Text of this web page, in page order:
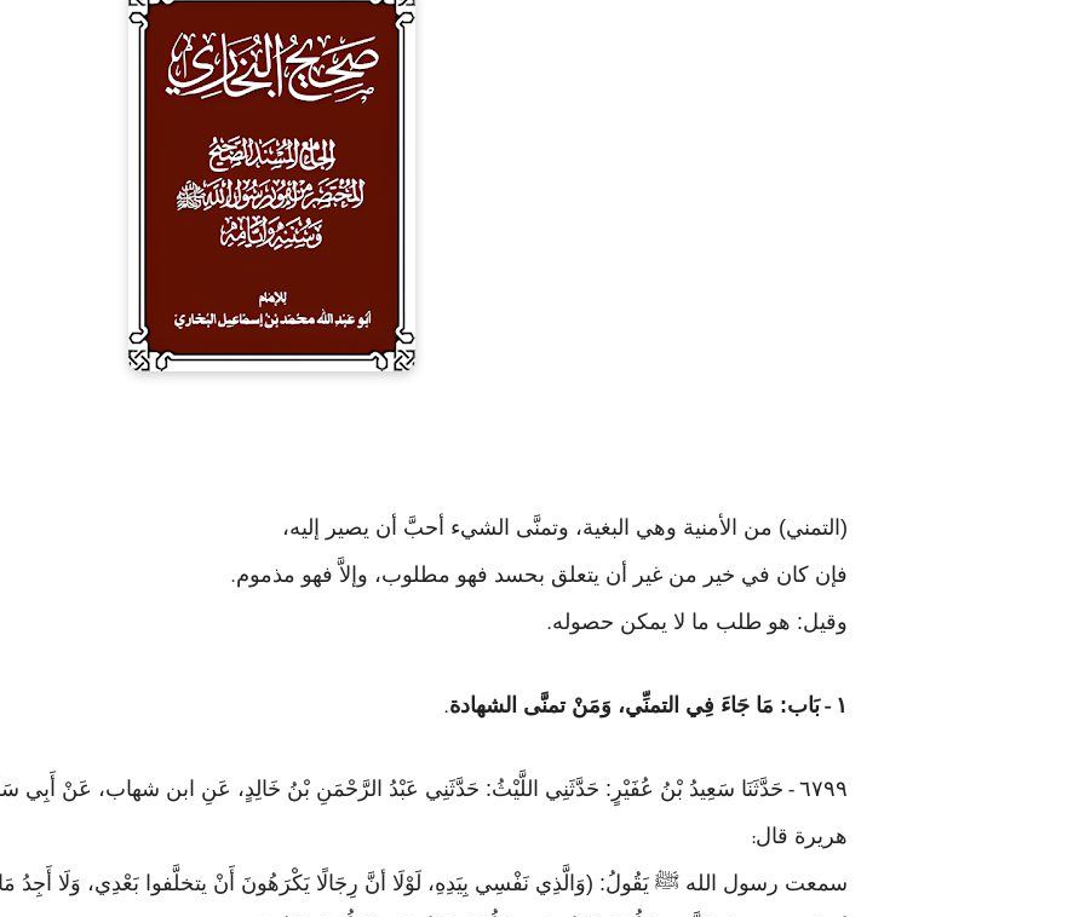
(التمني) من الأمنية وهي البغية، وتمنَّى الشيء أحبَّ أن يصير إليه،
فإن كان في خير من غير أن يتعلق بحسد فهو مطلوب، وإلاَّ فهو مذموم.
وقيل: هو طلب ما لا يمكن حصوله.
١ -بَاب: مَا جَاءَ فِي التمنِّي، وَمَنْ تمنَّى الشهادة.
٦٧٩٩ - حَدَّثَنَا سَعِيدُ بْنُ عُفَيْرٍ: حَدَّثَنِي اللَّيْثُ: حَدَّثَنِي عَبْدُ الرَّحْمَنِ بْنُ خَالِدٍ، عَنِ ابن شهاب، عَنْ أَبِي
هريرة قال:
سمعت رسول الله ﷺ يَقُولُ: (وَالَّذِي نَفْسِي بِيَدِهِ، لَوْلَا أنَّ رِجَالًا يَكْرَهُونَ أَنْ يتخلَّفوا بَعْدِي، وَلَا أَجِدُ